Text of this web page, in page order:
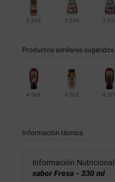
3.59€ 3.59€
Productos similares
4.50€ 4.50€
Información técnica
Información
sabor Fresa - 330 ml